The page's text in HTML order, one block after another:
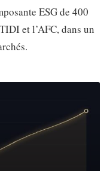
ESG de 400
et l’AFC, dans un